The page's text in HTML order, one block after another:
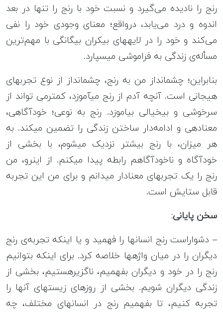
رنج را نادیده می‌گیرد و نسبت خود با رنج را تنها در بعد
اندوه و درد می‌یابد، درواقع؛ معنای وجودی خود را نفی
می‌کند و خود را در لایه‎های بیکران بیگانگی با مهم‌ترین
مسأله‌ی زندگی به‎ فراموشی می‎سپارد.
بنابراین؛ چشم‎انداز من به رنج، چشم‎انداز از نوع تجربه‎ای
هیجانی است. آنچه آدم از رنج می‎آموزد، کم‎ترمی تواند از
سرخوشی و بی‎خیالی بیاموزد. رنج به‎ نوعی؛ خودآگاهی،
معنادهی و ادامه‌دار ساختن زندگی را تضمین می‎کند. به
هر میزان، با رنج بیشتر نزدیک می‎شوم، با بخشی از
خودآگاه و ناخودآگاهم رابطه پیدا می‎کنم. از این‎رو، من
رنج را یک تجربه‎ای معنادار می‎دانم و برای من این تجربه
قابل ستایش است.
سخن ‎پایانی:
– دشواراست رنج انسان‎ها را فهمید و یا این‎که تجربه‎‌ی رنج
دیگران را در میان واژه‎ها خلاصه کرد. برای این‎که بتوانیم
رنج را در خود و دیگران بفهمیم، ناگزیرهستیم، بخشی از
زندگی دیگران شویم. بخشی از روزهای زیسته‎ای آن‎ها را
تجربه کنیم، تا بفهمیم رنج در انسان‎های مختلف، چه